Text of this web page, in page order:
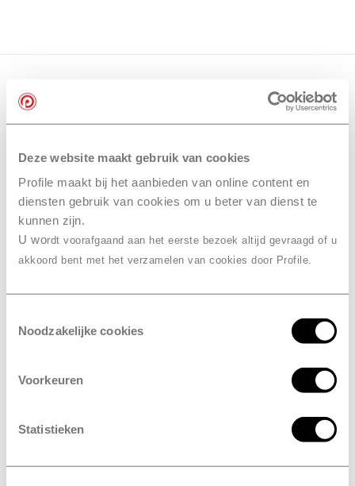
Deze website maakt gebruik van cookies
Profile maakt bij het aanbieden van online content en
diensten gebruik van cookies om u beter van dienst te
kunnen zijn.
U wordt voorafgaand aan het eerste bezoek altijd gevraagd of u
akkoord bent met het verzamelen van cookies door Profile.
Noodzakelijke cookies
Voorkeuren
Statistieken